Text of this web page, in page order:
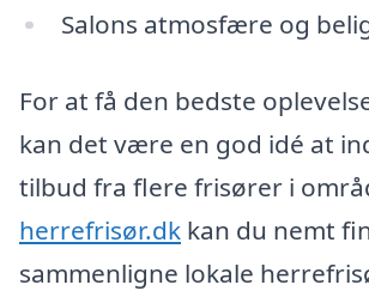
Salons atmosfære og
For at få den bedste
kan det være en god idé at
tilbud fra flere frisører i
herrefrisør.dk kan du nemt
sammenligne lokale